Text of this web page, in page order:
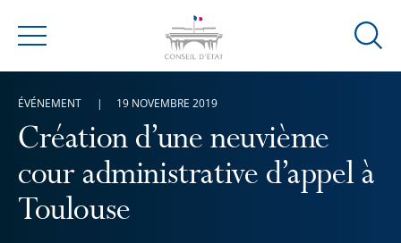
Menu
Ouvrir
Création d’une neuvième
cour administrative d’appel à
Toulouse
ÉVÉNEMENT 19 NOVEMBRE 2019